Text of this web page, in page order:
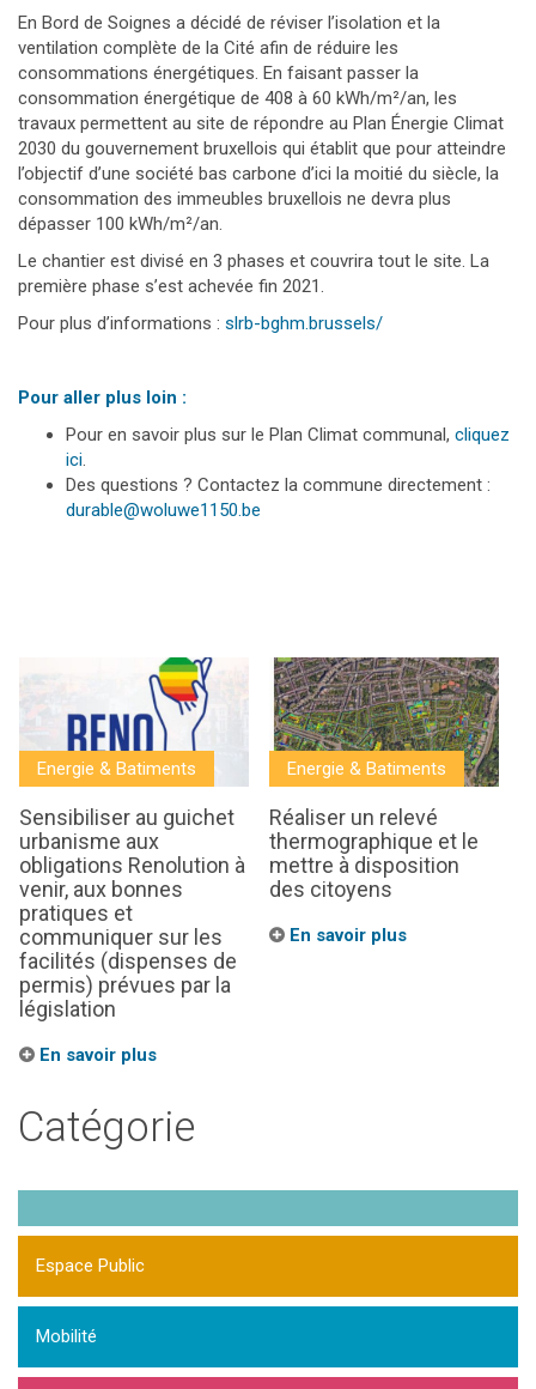
En Bord de Soignes a décidé de réviser l’isolation et la
ventilation complète de la Cité afin de réduire les
consommations énergétiques. En faisant passer la
consommation énergétique de 408 à 60 kWh/m²/an, les
travaux permettent au site de répondre au Plan Énergie Climat
2030 du gouvernement bruxellois qui établit que pour atteindre
l’objectif d’une société bas carbone d’ici la moitié du siècle, la
consommation des immeubles bruxellois ne devra plus
dépasser 100 kWh/m²/an.
Le chantier est divisé en 3 phases et couvrira tout le site. La
première phase s’est achevée fin 2021.
Pour plus d’informations : slrb-bghm.brussels/
Pour aller plus loin :
Pour en savoir plus sur le Plan Climat communal, cliquez
ici.
Des questions ? Contactez la commune directement :
durable@woluwe1150.be
Energie & Batiments
Sensibiliser au guichet
urbanisme aux
obligations Renolution à
venir, aux bonnes
pratiques et
communiquer sur les
facilités (dispenses de
permis) prévues par la
législation
En savoir plus
Energie & Batiments
Réaliser un relevé
thermographique et le
mettre à disposition
des citoyens
En savoir plus
Catégorie
Espace Public
Mobilité